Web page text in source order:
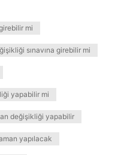
mi
sınavına girebilir mi
yapabilir mi
değişikliği yapabilir
yapılacak